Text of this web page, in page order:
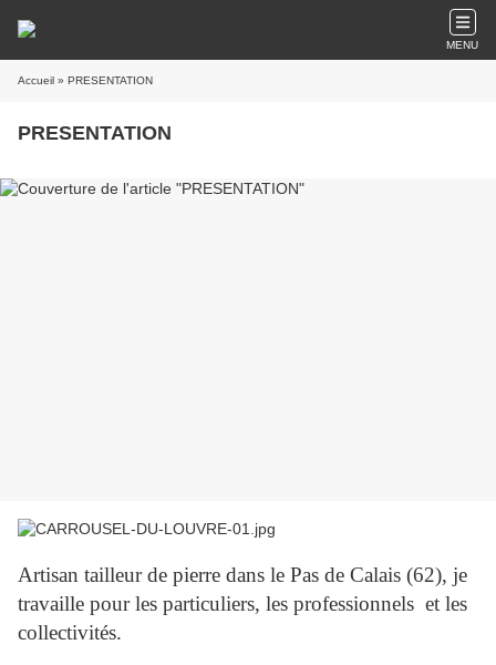
MENU
Accueil » PRESENTATION
PRESENTATION
Artisan tailleur de pierre dans le Pas de Calais (62), je
travaille pour les particuliers, les professionnels et les
collectivités.